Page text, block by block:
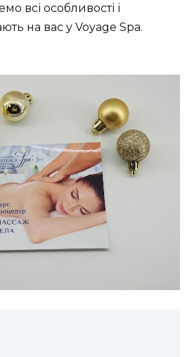
всі особливості і
на вас у Voyage Spa.